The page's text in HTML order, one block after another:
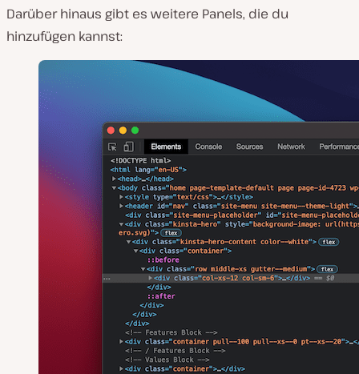
Darüber hinaus gibt es weitere Panels, die du
hinzufügen kannst: